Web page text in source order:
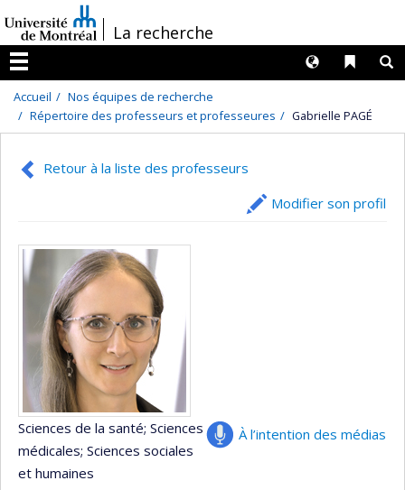
au
contenu
/La recherche
Menu
Liens
Langues
Accueil
Nos équipes de recherche
Répertoire des professeurs et professeures
Gabrielle PAGÉ
Retour à la liste des professeurs
Modifier son profil
À l’intention des médias
Sciences de la santé; Sciences
médicales; Sciences sociales
et humaines